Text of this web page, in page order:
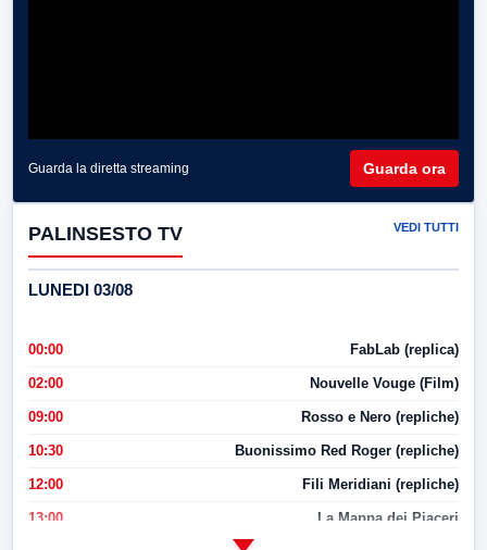
Guarda la diretta streaming Guarda ora
PALINSESTO TV VEDI TUTTI
LUNEDI 03/08
00:00 FabLab (replica)
02:00 Nouvelle Vouge (Film)
09:00 Rosso e Nero (repliche)
10:30 Buonissimo Red Roger (repliche)
12:00 Fili Meridiani (repliche)
13:00 La Mappa dei Piaceri